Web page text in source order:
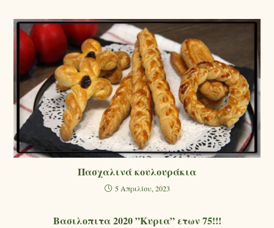
Πασχαλινά κουλουράκια
5 Απριλίου, 2023
Βασιλοπιτα 2020 ”Κυρια” ετων 75!!!